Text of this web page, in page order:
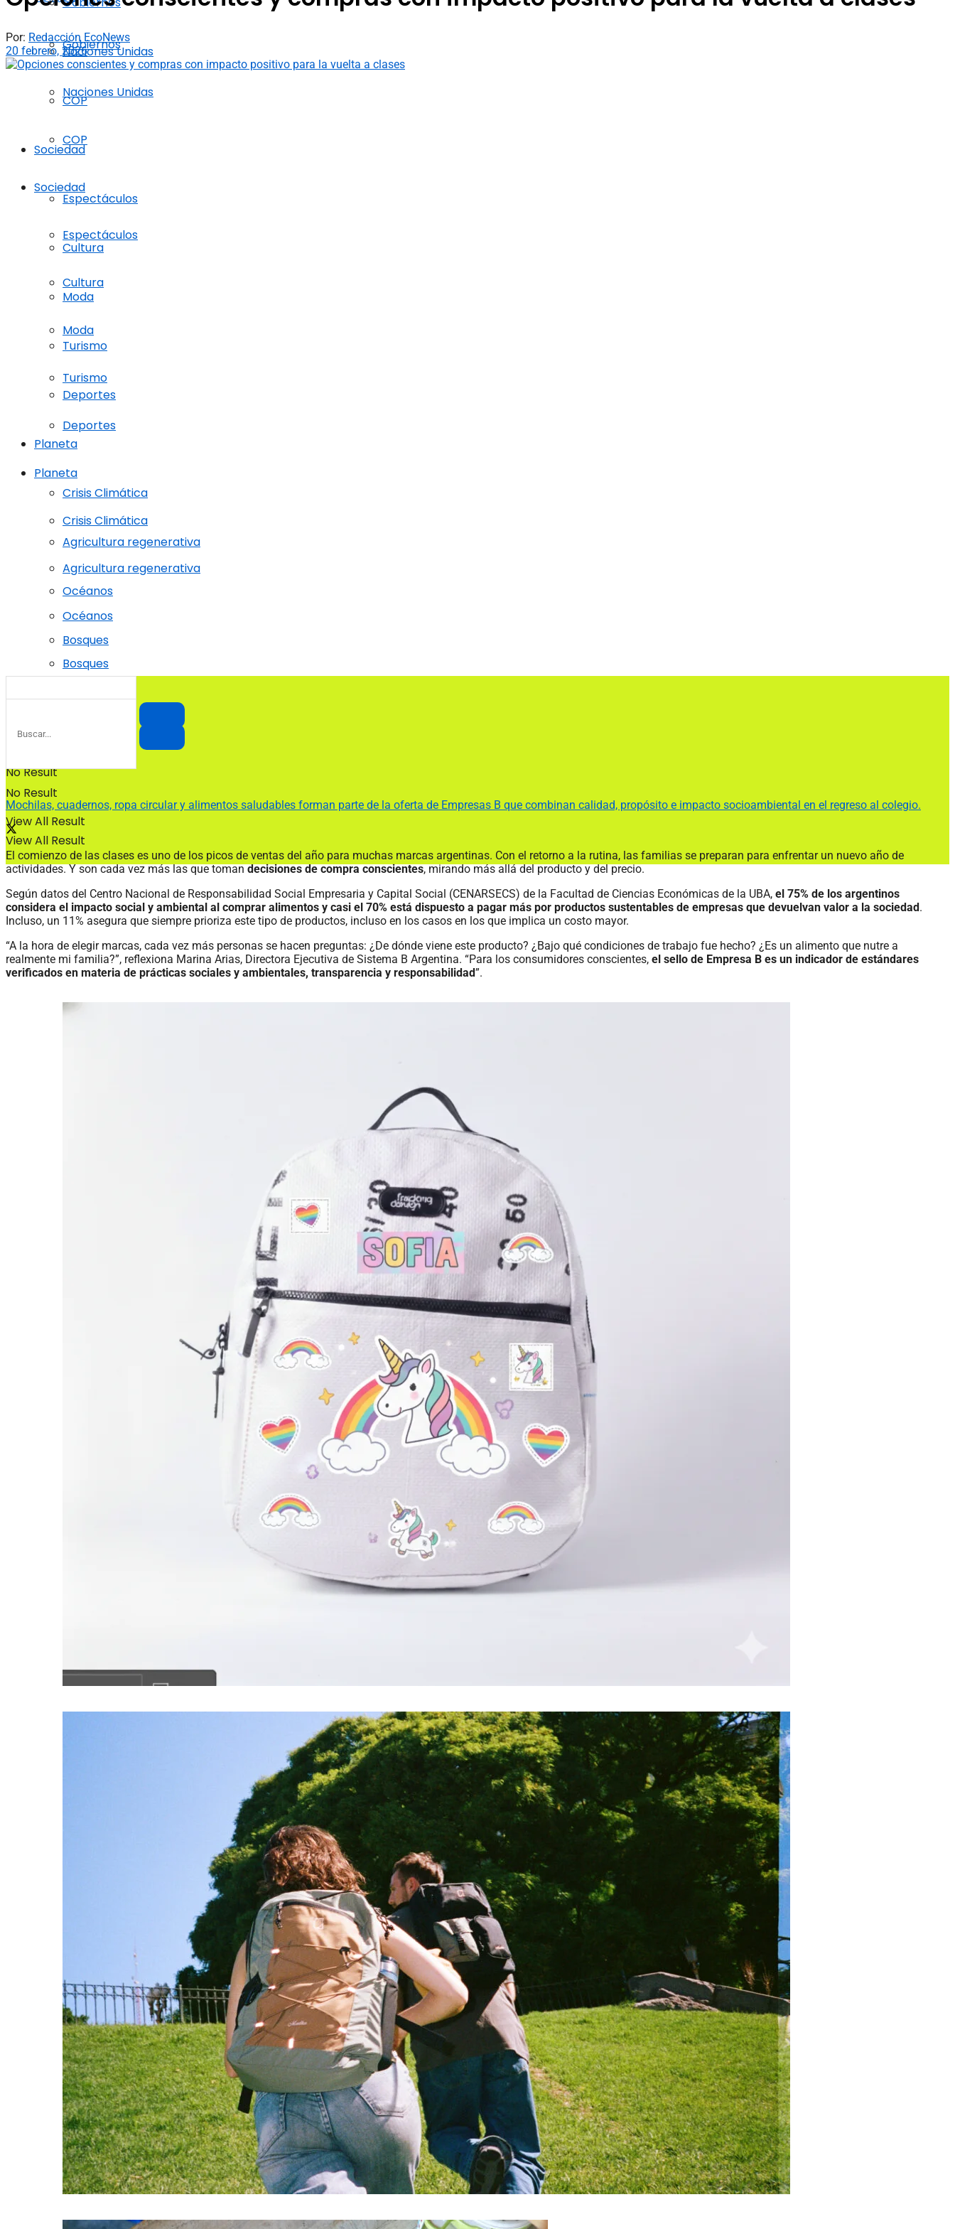
Naciones Unidas
COP
Sociedad
Espectáculos
Cultura
Moda
Turismo
Deportes
Planeta
Crisis Climática
Agricultura regenerativa
Océanos
Bosques
No Result
View All Result
Gobiernos
Naciones Unidas
COP
Sociedad
Espectáculos
Cultura
Moda
Turismo
Deportes
Planeta
Crisis Climática
Agricultura regenerativa
Océanos
Bosques
No Result
View All Result
Por: Redacción EcoNews
20 febrero, 2026
Mochilas, cuadernos, ropa circular y alimentos saludables forman parte de la oferta de Empresas B que combinan calidad, propósito e impacto socioambiental en el regreso al colegio.
El comienzo de las clases es uno de los picos de ventas del año para muchas marcas argentinas. Con el retorno a la rutina, las familias se preparan para enfrentar un nuevo año de
actividades. Y son cada vez más las que toman decisiones de compra conscientes, mirando más allá del producto y del precio.
Según datos del Centro Nacional de Responsabilidad Social Empresaria y Capital Social (CENARSECS) de la Facultad de Ciencias Económicas de la UBA, el 75% de los argentinos
considera el impacto social y ambiental al comprar alimentos y casi el 70% está dispuesto a pagar más por productos sustentables de empresas que devuelvan valor a la sociedad .
Incluso, un 11% asegura que siempre prioriza este tipo de productos, incluso en los casos en los que implica un costo mayor.
“A la hora de elegir marcas, cada vez más personas se hacen preguntas: ¿De dónde viene este producto? ¿Bajo qué condiciones de trabajo fue hecho? ¿Es un alimento que nutre a
realmente mi familia?”, reflexiona Marina Arias, Directora Ejecutiva de Sistema B Argentina. “Para los consumidores conscientes, el sello de Empresa B es un indicador de estándares
verificados en materia de prácticas sociales y ambientales, transparencia y responsabilidad”.